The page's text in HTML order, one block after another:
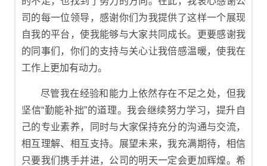
司的每一位领导，感谢你们为我提供了这样一个展现
自我的平台，使我能够与大家共同成长。更要感谢我
的同事们，你们的支持与关心让我倍感温暖，使我在
工作上更加有动力。
尽管我在经验和能力上依然存在不足之处，但我
坚信“勤能补拙”的道理。我会继续努力学习，提升自
己的专业素养，同时与大家保持充分的沟通与交流，
相互理解、相互支持。展望未来，我充满期待，相信
只要我们携手并进，公司的明天一定会更加辉煌。希